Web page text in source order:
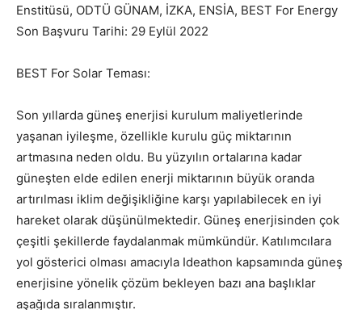
Enstitüsü, ODTÜ GÜNAM, İZKA, ENSİA, BEST For Energy
Son Başvuru Tarihi: 29 Eylül 2022
BEST For Solar Teması:
Son yıllarda güneş enerjisi kurulum maliyetlerinde
yaşanan iyileşme, özellikle kurulu güç miktarının
artmasına neden oldu. Bu yüzyılın ortalarına kadar
güneşten elde edilen enerji miktarının büyük oranda
artırılması iklim değişikliğine karşı yapılabilecek en iyi
hareket olarak düşünülmektedir. Güneş enerjisinden çok
çeşitli şekillerde faydalanmak mümkündür. Katılımcılara
yol gösterici olması amacıyla Ideathon kapsamında güneş
enerjisine yönelik çözüm bekleyen bazı ana başlıklar
aşağıda sıralanmıştır.